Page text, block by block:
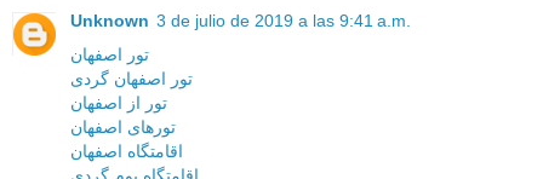
Unknown 3 de julio de 2019 a las 9:41 a.m.
تور اصفهان
تور اصفهان گردی
تور از اصفهان
تورهای اصفهان
اقامتگاه اصفهان
اقامتگاه بوم گردی